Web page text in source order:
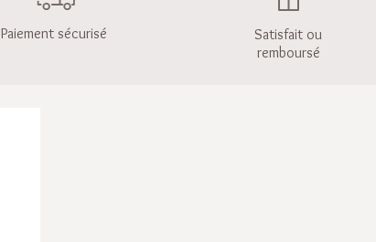
Paiement sécurisé
Satisfait ou
remboursé